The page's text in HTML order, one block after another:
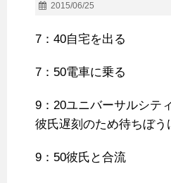
2015/06/25
7：40自宅を出る
7：50電車に乗る
9：20ユニバーサルシテ
彼氏遅刻のため待ちぼう
9：50彼氏と合流